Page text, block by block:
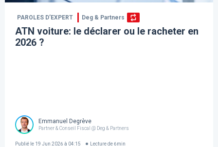
PAROLES D’EXPERT Deg & Partners
ATN voiture: le déclarer ou le racheter en
2026 ?
Emmanuel Degrève
Partner & Conseil Fiscal @ Deg & Partners
Publié le 19 Jun 2026 à 04:15 Lecture de 6min